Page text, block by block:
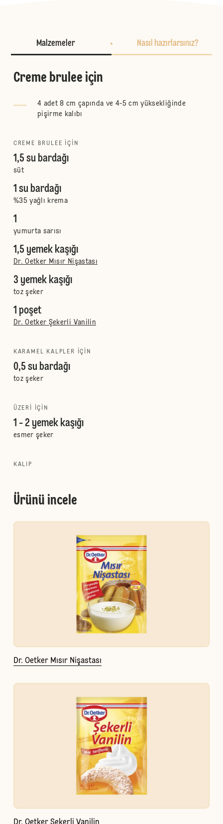
Malzemeler Nasıl hazırlarsınız?
Creme brulee için
4 adet 8 cm çapında ve 4-5 cm yüksekliğinde
pişirme kalıbı
CREME BRULEE IÇIN
1,5 su bardağı
süt
1 su bardağı
%35 yağlı krema
1
yumurta sarısı
1,5 yemek kaşığı
Dr. Oetker Mısır Nişastası
3 yemek kaşığı
toz şeker
1 poşet
Dr. Oetker Şekerli Vanilin
KARAMEL KALPLER IÇIN
0,5 su bardağı
toz şeker
ÜZERI IÇIN
1 - 2 yemek kaşığı
esmer şeker
KALIP
Ürünü incele
Dr. Oetker Mısır Nişastası